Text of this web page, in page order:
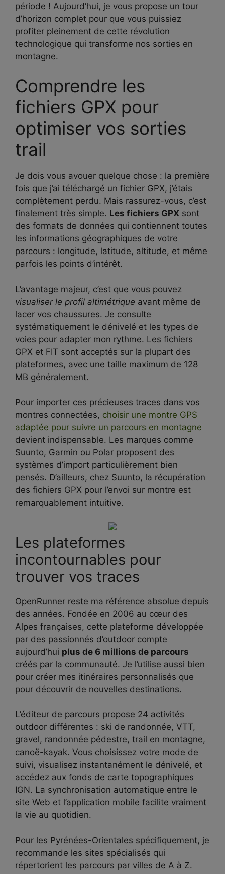
période ! Aujourd’hui, je vous propose un tour
d’horizon complet pour que vous puissiez
profiter pleinement de cette révolution
technologique qui transforme nos sorties en
montagne.
Comprendre les
fichiers GPX pour
optimiser vos sorties
trail
Je dois vous avouer quelque chose : la première
fois que j’ai téléchargé un fichier GPX, j’étais
complètement perdu. Mais rassurez-vous, c’est
finalement très simple. Les fichiers GPX sont
des formats de données qui contiennent toutes
les informations géographiques de votre
parcours : longitude, latitude, altitude, et même
parfois les points d’intérêt.
L’avantage majeur, c’est que vous pouvez
visualiser le profil altimétrique avant même de
lacer vos chaussures. Je consulte
systématiquement le dénivelé et les types de
voies pour adapter mon rythme. Les fichiers
GPX et FIT sont acceptés sur la plupart des
plateformes, avec une taille maximum de 128
MB généralement.
Pour importer ces précieuses traces dans vos
montres connectées, choisir une montre GPS
adaptée pour suivre un parcours en montagne
devient indispensable. Les marques comme
Suunto, Garmin ou Polar proposent des
systèmes d’import particulièrement bien
pensés. D’ailleurs, chez Suunto, la récupération
des fichiers GPX pour l’envoi sur montre est
remarquablement intuitive.
Les plateformes
incontournables pour
trouver vos traces
OpenRunner reste ma référence absolue depuis
des années. Fondée en 2006 au cœur des
Alpes françaises, cette plateforme développée
par des passionnés d’outdoor compte
aujourd’hui plus de 6 millions de parcours
créés par la communauté. Je l’utilise aussi bien
pour créer mes itinéraires personnalisés que
pour découvrir de nouvelles destinations.
L’éditeur de parcours propose 24 activités
outdoor différentes : ski de randonnée, VTT,
gravel, randonnée pédestre, trail en montagne,
canoë-kayak. Vous choisissez votre mode de
suivi, visualisez instantanément le dénivelé, et
accédez aux fonds de carte topographiques
IGN. La synchronisation automatique entre le
site Web et l’application mobile facilite vraiment
la vie au quotidien.
Pour les Pyrénées-Orientales spécifiquement, je
recommande les sites spécialisés qui
répertorient les parcours par villes de A à Z.